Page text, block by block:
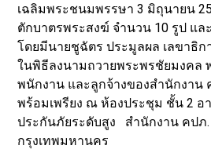
เฉลิมพระชนมพรรษา 3 มิถุนายน
ตักบาตรพระสงฆ์ จำนวน 10 รูป แ
โดยมีนายชูฉัตร ประมูลผล เลขาธิก
ในพิธีลงนามถวายพระพรชัยมงคล
พนักงาน และลูกจ้างของสำนักงาน
พร้อมเพรียง ณ ห้องประชุม ชั้น 2 อ
ประกันภัยระดับสูง สำนักงาน คปภ
กรุงเทพมหานคร